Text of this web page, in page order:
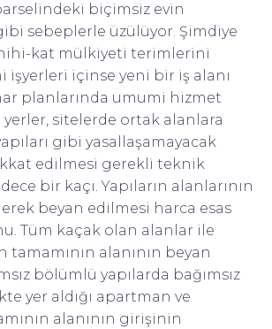
biçimsiz evin
sebeplerle üzülüyor. Şimdiye
kat mülkiyeti terimlerini
işyerleri içinse yeni bir iş alanı
planlarında umumi hizmet
sitelerde ortak alanlara
gibi yasallaşamayacak
edilmesi gerekli teknik
bir kaçı. Yapıların alanlarının
beyan edilmesi harca esas
Tüm kaçak olan alanlar ile
tamamının alanının beyan
bölümlü yapılarda bağımsız
yer aldığı apartman ve
alanının girişinin